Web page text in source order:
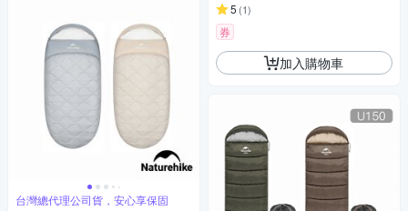
台灣總代理公司貨，安心享保固
5 (1)
券
加入購物車